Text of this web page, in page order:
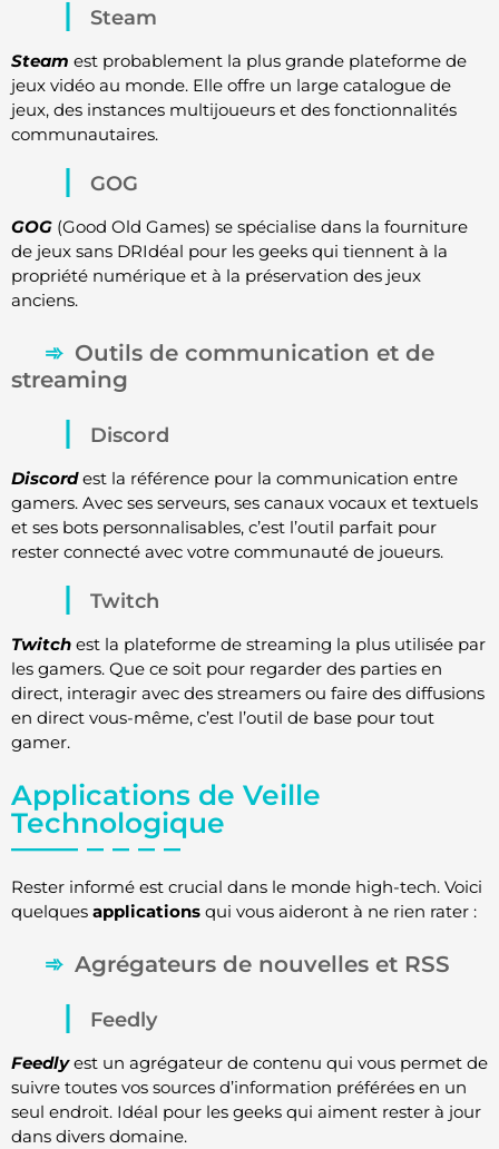
Steam
Steam est probablement la plus grande plateforme de
jeux vidéo au monde. Elle offre un large catalogue de
jeux, des instances multijoueurs et des fonctionnalités
communautaires.
GOG
GOG (Good Old Games) se spécialise dans la fourniture
de jeux sans DRIdéal pour les geeks qui tiennent à la
propriété numérique et à la préservation des jeux
anciens.
Outils de communication et de
streaming
Discord
Discordest la référence pour la communication entre
gamers. Avec ses serveurs, ses canaux vocaux et textuels
et ses bots personnalisables, c’est l’outil parfait pour
rester connecté avec votre communauté de joueurs.
Twitch
Twitch est la plateforme de streaming la plus utilisée par
les gamers. Que ce soit pour regarder des parties en
direct, interagir avec des streamers ou faire des diffusions
en direct vous-même, c’est l’outil de base pour tout
gamer.
Applications de Veille
Technologique
Rester informé est crucial dans le monde high-tech. Voici
quelques applications qui vous aideront à ne rien rater :
Agrégateurs de nouvelles et RSS
Feedly
Feedlyest un agrégateur de contenu qui vous permet de
suivre toutes vos sources d’information préférées en un
seul endroit. Idéal pour les geeks qui aiment rester à jour
dans divers domaine.